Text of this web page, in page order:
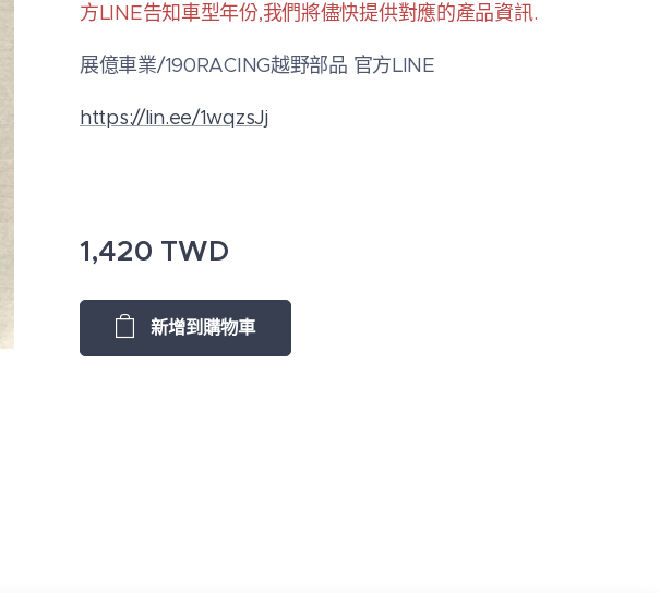
方LINE告知車型年份,我們將儘快提供對應的產品資訊.
展億車業/190RACING越野部品 官方LINE
https://lin.ee/1wqzsJj
1,420 TWD
新增到購物車